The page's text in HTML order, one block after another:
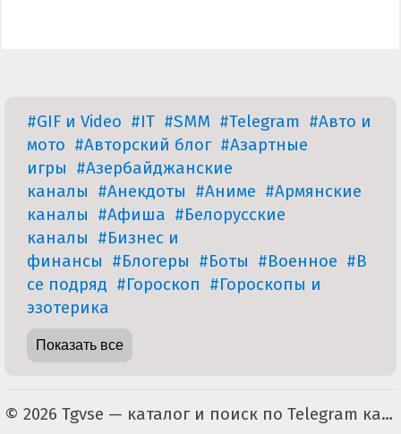
#GIF и Video #IT #SMM #Telegram #Авто и
мото #Авторский блог #Азартные
игры #Азербайджанские
каналы #Анекдоты #Аниме #Армянские
каналы #Афиша #Белорусские
каналы #Бизнес и
финансы #Блогеры #Боты #Военное #В
се подряд #Гороскоп #Гороскопы и
эзотерика
Показать все
© 2026 Tgvse — каталог и поиск по Telegram каналам (неофициальный). По всем вопросам пишите на tgvse.ru@gmail.com